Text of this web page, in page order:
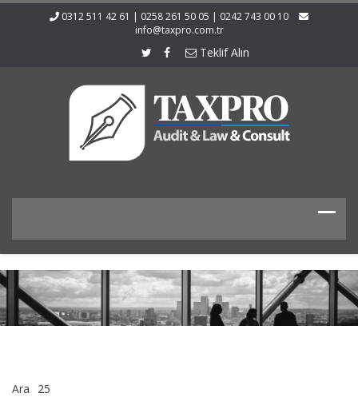
0312 511 42 61 | 0258 261 50 05 | 0242 743 00 10
info@taxpro.com.tr
Teklif Alın
Ara 25